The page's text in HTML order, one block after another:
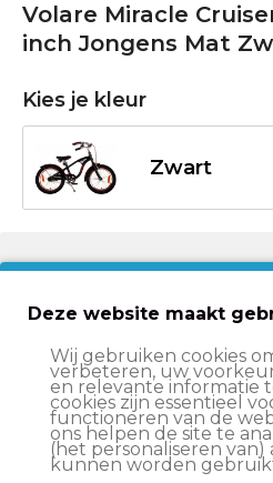
Volare Miracle
inch Jongens Mat
Kies je kleur
Zwart
€114,00
Op werkdagen voor
in huis*
Let op: op vrijdag voor
Deze website maakt
Wij gebruiken cookies
verbeteren, uw
en relevante informatie
cookies zijn essentieel
functioneren van de
ons helpen de site te
(het personaliseren
kunnen worden